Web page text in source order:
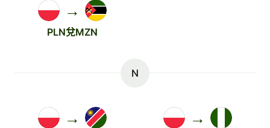
→
PLN兌MZN
N
→ →